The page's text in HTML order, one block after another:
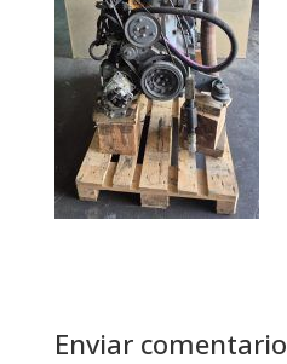
Enviar comentario